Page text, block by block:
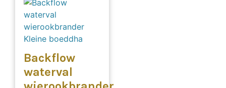
Backflow
waterval